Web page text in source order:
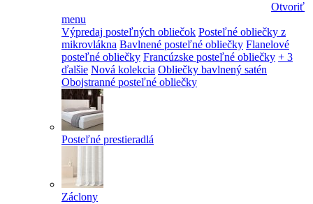
Otvoriť
menu
Výpredaj posteľných obliečok Posteľné obliečky z
mikrovlákna Bavlnené posteľné obliečky Flanelové
posteľné obliečky Francúzske posteľné obliečky + 3
ďalšie Nová kolekcia Obliečky bavlnený satén
Obojstranné posteľné obliečky
Posteľné prestieradlá
Záclony